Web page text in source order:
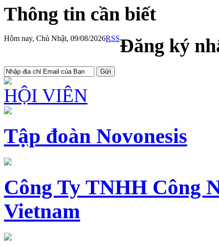
Thông tin cần biết
Hôm nay, Chủ Nhật, 09/08/2026RSSĐăng ký
HỘI VIÊN
Tập đoàn Novonesis
Công Ty TNHH Công
Vietnam